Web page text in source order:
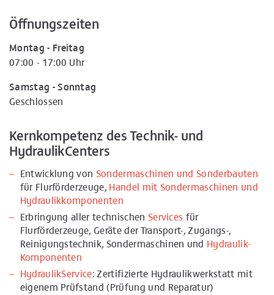
Öffnungszeiten
Montag - Freitag
07:00 - 17:00 Uhr
Samstag - Sonntag
Geschlossen
Kernkompetenz des Technik- und
HydraulikCenters
Entwicklung von Sondermaschinen und Sonderbauten
für Flurförderzeuge, Handel mit Sondermaschinen und
Hydraulik­komponenten
Erbringung aller technischen Services für
Flurförderzeuge, Geräte der Transport-, Zugangs-,
Reinigungstechnik, Sondermaschinen und Hydraulik­
Komponenten
HydraulikService: Zertifizierte Hydraulikwerkstatt mit
eigenem Prüfstand (Prüfung und Reparatur)